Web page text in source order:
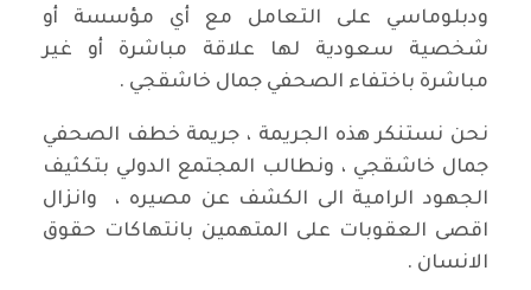
ودبلوماسي على التعامل مع أي مؤسسة أو
شخصية سعودية لها علاقة مباشرة أو غير
مباشرة باختفاء الصحفي جمال خاشقجي .
نحن نستنكر هذه الجريمة ، جريمة خطف الصحفي
جمال خاشقجي ، ونطالب المجتمع الدولي بتكثيف
الجهود الرامية الى الكشف عن مصيره ، وانزال
اقصى العقوبات على المتهمين بانتهاكات حقوق
الانسان .